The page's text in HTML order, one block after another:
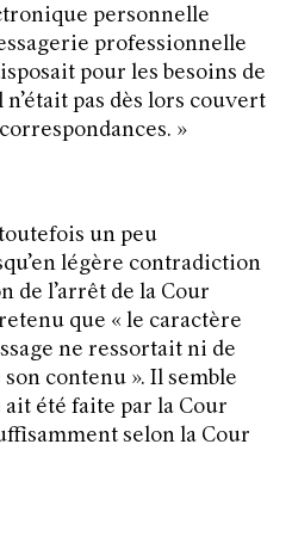
personnelle
professionnelle
pour les besoins de
n’était pas dès lors couvert
»
un peu
légère contradiction
de l’arrêt de la Cour
que « le caractère
ne ressortait ni de
contenu ». Il semble
été faite par la Cour
selon la Cour